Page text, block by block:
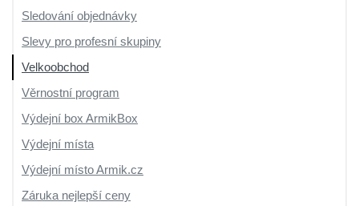
Sledování objednávky
Slevy pro profesní skupiny
Velkoobchod
Věrnostní program
Výdejní box ArmikBox
Výdejní místa
Výdejní místo Armik.cz
Záruka nejlepší ceny